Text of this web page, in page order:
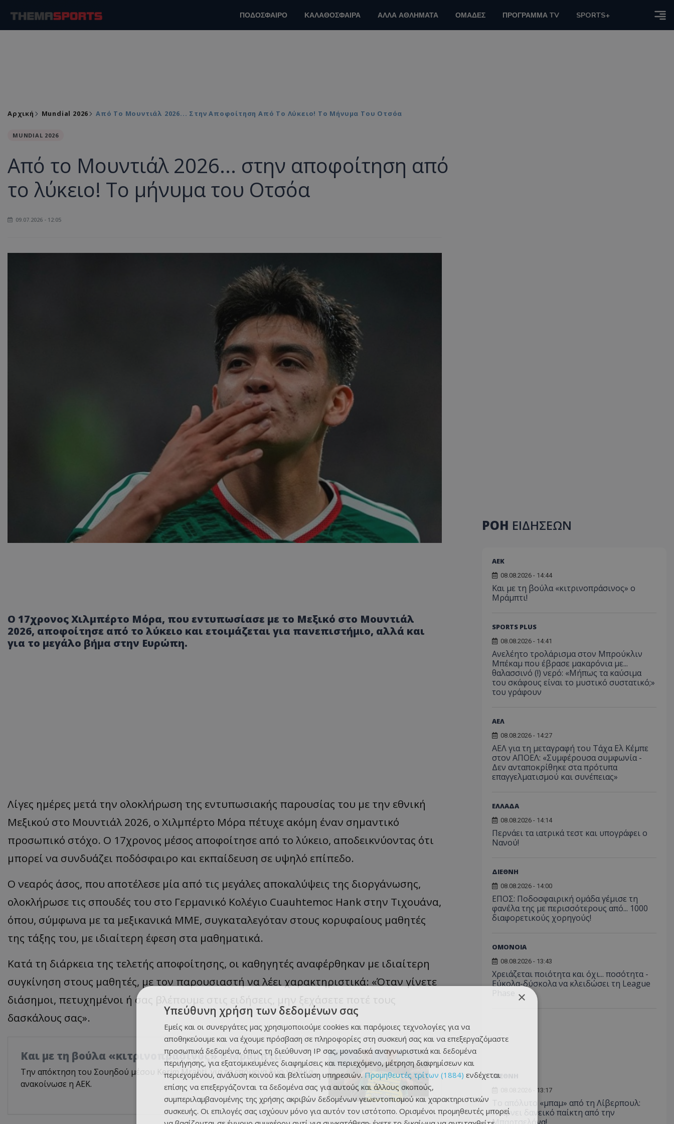
ΠΟΔΟΣΦΑΙΡΟ ΚΑΛΑΘΟΣΦΑΙΡΑ ΑΛΛΑ ΑΘΛΗΜΑΤΑ ΟΜΑΔΕΣ ΠΡΟΓΡΑΜΜΑ TV SPORTS+
Αρχική Mundial 2026 Από Το Μουντιάλ 2026... Στην Αποφοίτηση Από Το Λύκειο! Το Μήνυμα Του Οτσόα
MUNDIAL 2026
Από το Μουντιάλ 2026... στην αποφοίτηση από
το λύκειο! Το μήνυμα του Οτσόα
09.07.2026 - 12:05
Ο 17χρονος Χιλμπέρτο Μόρα, που εντυπωσίασε με το Μεξικό στο Μουντιάλ
2026, αποφοίτησε από το λύκειο και ετοιμάζεται για πανεπιστήμιο, αλλά και
για το μεγάλο βήμα στην Ευρώπη.
Λίγες ημέρες μετά την ολοκλήρωση της εντυπωσιακής παρουσίας του με την εθνική
Μεξικού στο Μουντιάλ 2026, ο Χιλμπέρτο Μόρα πέτυχε ακόμη έναν σημαντικό
προσωπικό στόχο. Ο 17χρονος μέσος αποφοίτησε από το λύκειο, αποδεικνύοντας ότι
μπορεί να συνδυάζει ποδόσφαιρο και εκπαίδευση σε υψηλό επίπεδο.
Ο νεαρός άσος, που αποτέλεσε μία από τις μεγάλες αποκαλύψεις της διοργάνωσης,
ολοκλήρωσε τις σπουδές του στο Γερμανικό Κολέγιο Cuauhtemoc Hank στην Τιχουάνα,
όπου, σύμφωνα με τα μεξικανικά ΜΜΕ, συγκαταλεγόταν στους κορυφαίους μαθητές
της τάξης του, με ιδιαίτερη έφεση στα μαθηματικά.
Κατά τη διάρκεια της τελετής αποφοίτησης, οι καθηγητές αναφέρθηκαν με ιδιαίτερη
συγκίνηση στους μαθητές, με τον παρουσιαστή να λέει χαρακτηριστικά: «Όταν γίνετε
διάσημοι, πετυχημένοι ή σας βλέπουμε στις ειδήσεις, μην ξεχάσετε ποτέ τους
δασκάλους σας».
Και με τη βούλα «κιτρινοπράσινος» ο Μράμπτι!
Την απόκτηση του Σουηδού μέσου Kerim Mrabti, για τα επόμενα δύο χρόνια
ανακοίνωσε η ΑΕΚ.
ΡΟΗ ΕΙΔΗΣΕΩΝ
ΑEK
08.08.2026 - 14:44
Και με τη βούλα «κιτρινοπράσινος» ο
Μράμπτι!
SPORTS PLUS
08.08.2026 - 14:41
Ανελέητο τρολάρισμα στον Μπρούκλιν
Μπέκαμ που έβρασε μακαρόνια με...
θαλασσινό (!) νερό: «Μήπως τα καύσιμα
του σκάφους είναι το μυστικό συστατικό;»
του γράφουν
ΑΕΛ
08.08.2026 - 14:27
ΑΕΛ για τη μεταγραφή του Τάχα Ελ Κέμπε
στον ΑΠΟΕΛ: «Συμφέρουσα συμφωνία -
Δεν ανταποκρίθηκε στα πρότυπα
επαγγελματισμού και συνέπειας»
ΕΛΛΑΔΑ
08.08.2026 - 14:14
Περνάει τα ιατρικά τεστ και υπογράφει ο
Νανού!
ΔΙΕΘΝΗ
08.08.2026 - 14:00
ΕΠΟΣ: Ποδοσφαιρική ομάδα γέμισε τη
φανέλα της με περισσότερους από... 1000
διαφορετικούς χορηγούς!
ΟΜΟΝΟΙΑ
08.08.2026 - 13:43
Χρειάζεται ποιότητα και όχι... ποσότητα -
Εύκολα-δύσκολα να κλειδώσει τη League
ΔΙΕΘΝΗ
08.08.2026 - 13:17
Το απόλυτο «μπαμ» από τη Λίβερπουλ:
Παίρνει δανεικό παίκτη από την
×
Υπεύθυνη χρήση των δεδομένων σας
Εμείς και οι συνεργάτες μας χρησιμοποιούμε cookies και παρόμοιες τεχνολογίες για να
αποθηκεύουμε και να έχουμε πρόσβαση σε πληροφορίες στη συσκευή σας και να επεξεργαζόμαστε
προσωπικά δεδομένα, όπως τη διεύθυνση IP σας, μοναδικά αναγνωριστικά και δεδομένα
περιήγησης, για εξατομικευμένες διαφημίσεις και περιεχόμενο, μέτρηση διαφημίσεων και
περιεχομένου, ανάλυση κοινού και βελτίωση υπηρεσιών. Προμηθευτές τρίτων (1884) ενδέχεται
επίσης να επεξεργάζονται τα δεδομένα σας για αυτούς και άλλους σκοπούς,
συμπεριλαμβανομένης της χρήσης ακριβών δεδομένων γεωεντοπισμού και χαρακτηριστικών
συσκευής. Οι επιλογές σας ισχύουν μόνο για αυτόν τον ιστότοπο. Ορισμένοι προμηθευτές μπορεί